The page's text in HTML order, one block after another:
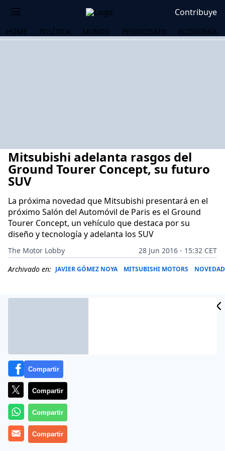
Contribuye
HOME POLÍTICA MUNDO PERIODISMO ECONOMÍA
Mitsubishi adelanta rasgos del
Ground Tourer Concept, su futuro
SUV
La próxima novedad que Mitsubishi presentará en el
próximo Salón del Automóvil de Paris es el Ground
Tourer Concept, un vehículo que destaca por su
diseño y tecnología y adelanta los SUV
The Motor Lobby
28 Jun 2016 - 15:32 CET
Archivado en: JAVIER GÓMEZ NOYA MITSUBISHI MOTORS
Después de que el
2015 durante el Salón de Ginebra y,a continuación, el
Compartir
Compartir
Compartir
Compartir